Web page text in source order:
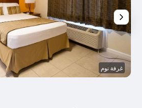
غرفة نوم